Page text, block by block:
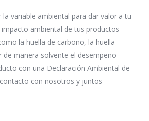
la variable ambiental para dar valor a tu
ambiental de tus productos
la huella de carbono, la huella
de manera solvente el desempeño
con una Declaración Ambiental de
con nosotros y juntos